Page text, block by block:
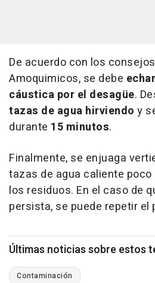
De acuerdo con los
Amoquimicos, se debe
cáustica por el desagüe.
tazas de agua hirviendo y
durante 15 minutos.
Finalmente, se enjuaga
tazas de agua caliente
los residuos. En el caso de
persista, se puede repetir el
Últimas noticias sobre estos
Contaminación